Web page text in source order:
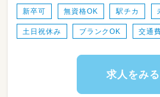
勉強の割合が通常学童
主に小学１年生～3年
◎
・おやつ・食事の提供
・保護者への報告
新卒可 無資格OK 駅チカ
土日祝休み ブランクOK 交通
求人をみる